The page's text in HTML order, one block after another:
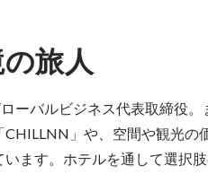
旅人
ーバルビジネス代表取締役。
」や、空間や観光の
ます。ホテルを通して選択